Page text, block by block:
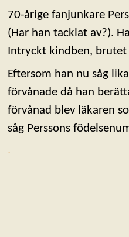
70-årige fanjunkare
(Har han tacklat av?).
Intryckt kindben, brutet
Eftersom han nu såg
förvånade då han
förvånad blev läkaren
såg Perssons
.